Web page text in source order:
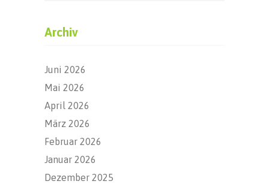
Archiv
Juni 2026
Mai 2026
April 2026
März 2026
Februar 2026
Januar 2026
Dezember 2025